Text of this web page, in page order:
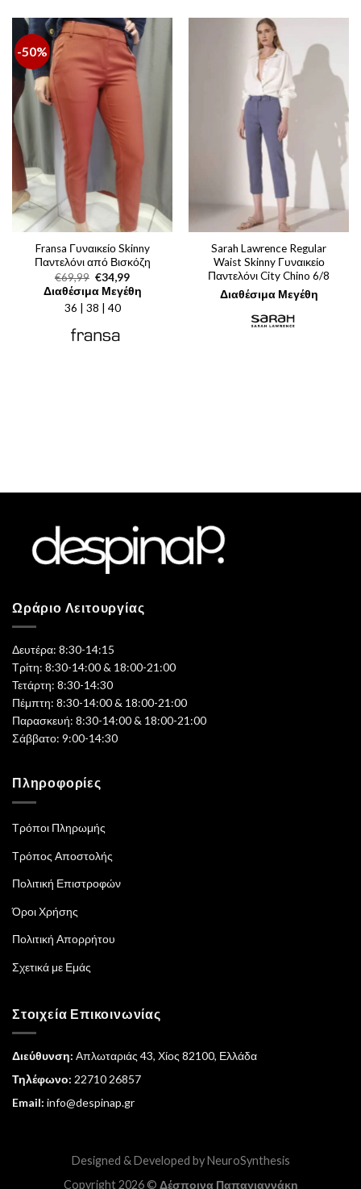
-50%
Fransa Γυναικείο Skinny
Παντελόνι από Βισκόζη
€69,99 Original
price
was:
€69,99.
€34,99Η
τρέχουσα
τιμή
Διαθέσιμα Μεγέθη
36 | 38 | 40
Sarah Lawrence Regular
Waist Skinny Γυναικείο
Παντελόνι City Chino 6/8
Διαθέσιμα Μεγέθη
Ωράριο Λειτουργίας
Δευτέρα: 8:30-14:15
Τρίτη: 8:30-14:00 & 18:00-21:00
Τετάρτη: 8:30-14:30
Πέμπτη: 8:30-14:00 & 18:00-21:00
Παρασκευή: 8:30-14:00 & 18:00-21:00
Σάββατο: 9:00-14:30
Πληροφορίες
Τρόποι Πληρωμής
Τρόπος Αποστολής
Πολιτική Επιστροφών
Όροι Χρήσης
Πολιτική Απορρήτου
Σχετικά με Εμάς
Στοιχεία Επικοινωνίας
Διεύθυνση: Απλωταριάς 43, Χίος 82100, Ελλάδα
Τηλέφωνο: 22710 26857
Email: info@despinap.gr
Designed & Developed byNeuroSynthesis
Copyright 2026 © Δέσποινα Παπαγιαννάκη